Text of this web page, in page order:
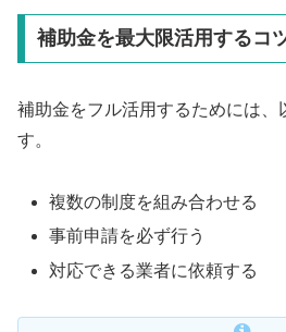
補助金を最大限活用するコ
補助金をフル活用するためには、
す。
複数の制度を組み合わせる
事前申請を必ず行う
対応できる業者に依頼する